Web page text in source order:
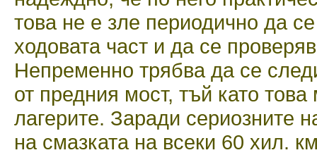
това не е зле периодично да
ходовата част и да се
Непременно трябва да се
от предния мост, тъй като
лагерите. Заради сериозните
на смазката на всеки 60 хил.